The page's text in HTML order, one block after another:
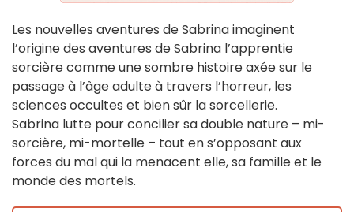
Les nouvelles aventures de Sabrina imaginent
l’origine des aventures de Sabrina l’apprentie
sorcière comme une sombre histoire axée sur le
passage à l’âge adulte à travers l’horreur, les
sciences occultes et bien sûr la sorcellerie.
Sabrina lutte pour concilier sa double nature – mi-
sorcière, mi-mortelle – tout en s’opposant aux
forces du mal qui la menacent elle, sa famille et le
monde des mortels.